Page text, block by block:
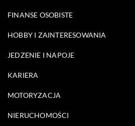
FINANSE OSOBISTE
HOBBY I ZAINTERESOWANIA
JEDZENIE I NAPOJE
KARIERA
MOTORYZACJA
NIERUCHOMOŚCI